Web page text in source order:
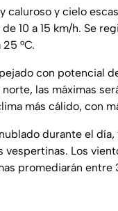
caluroso y cielo
10 a 15 km/h. Se
°C.
con potencial
las máximas
más cálido, con
durante el
Los
promediarán